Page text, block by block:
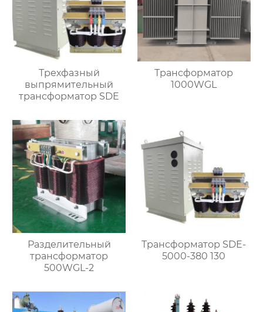
Трехфазный
выпрямительный
трансформатор SDE
Трансформатор
1000WGL
Разделительный
трансформатор
500WGL-2
Трансформатор SDE-
5000-380 130